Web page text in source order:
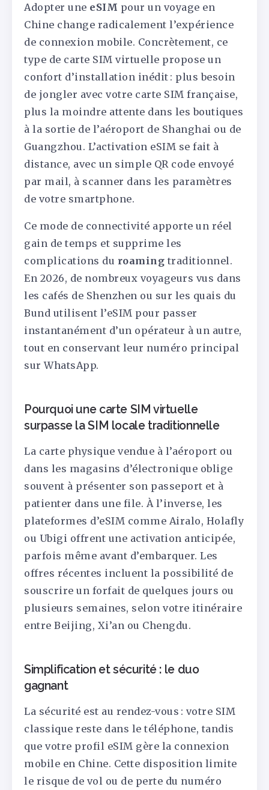
Adopter une eSIM pour un voyage en
Chine change radicalement l’expérience
de connexion mobile. Concrètement, ce
type de carte SIM virtuelle propose un
confort d’installation inédit : plus besoin
de jongler avec votre carte SIM française,
plus la moindre attente dans les boutiques
à la sortie de l’aéroport de Shanghai ou de
Guangzhou. L’activation eSIM se fait à
distance, avec un simple QR code envoyé
par mail, à scanner dans les paramètres
de votre smartphone.
Ce mode de connectivité apporte un réel
gain de temps et supprime les
complications du roaming traditionnel.
En 2026, de nombreux voyageurs vus dans
les cafés de Shenzhen ou sur les quais du
Bund utilisent l’eSIM pour passer
instantanément d’un opérateur à un autre,
tout en conservant leur numéro principal
sur WhatsApp.
Pourquoi une carte SIM virtuelle
surpasse la SIM locale traditionnelle
La carte physique vendue à l’aéroport ou
dans les magasins d’électronique oblige
souvent à présenter son passeport et à
patienter dans une file. À l’inverse, les
plateformes d’eSIM comme Airalo, Holafly
ou Ubigi offrent une activation anticipée,
parfois même avant d’embarquer. Les
offres récentes incluent la possibilité de
souscrire un forfait de quelques jours ou
plusieurs semaines, selon votre itinéraire
entre Beijing, Xi’an ou Chengdu.
Simplification et sécurité : le duo
gagnant
La sécurité est au rendez-vous : votre SIM
classique reste dans le téléphone, tandis
que votre profil eSIM gère la connexion
mobile en Chine. Cette disposition limite
le risque de vol ou de perte du numéro